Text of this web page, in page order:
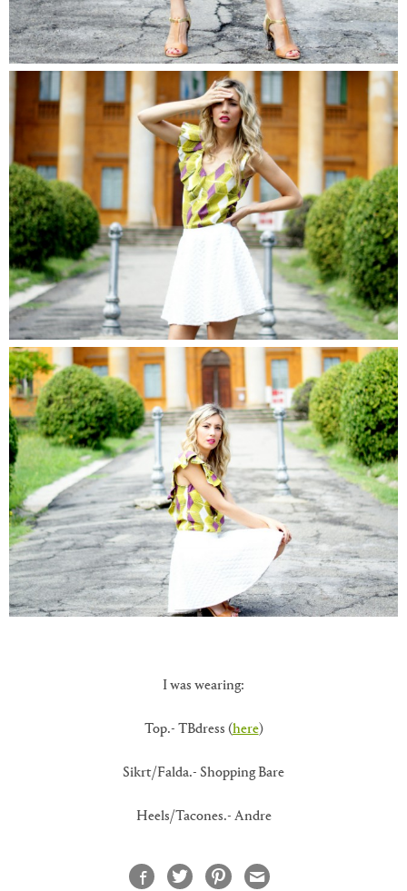
I was wearing:
Top.- TBdress (here)
Sikrt/Falda.- Shopping Bare
Heels/Tacones.- Andre